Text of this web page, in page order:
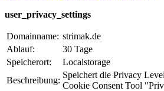
user_privacy_settings
Domainname: strimak.de
Ablauf:
30 Tage
Speicherort:
Localstorage
Beschreibung:
Speichert die Privacy
Cookie Consent Tool